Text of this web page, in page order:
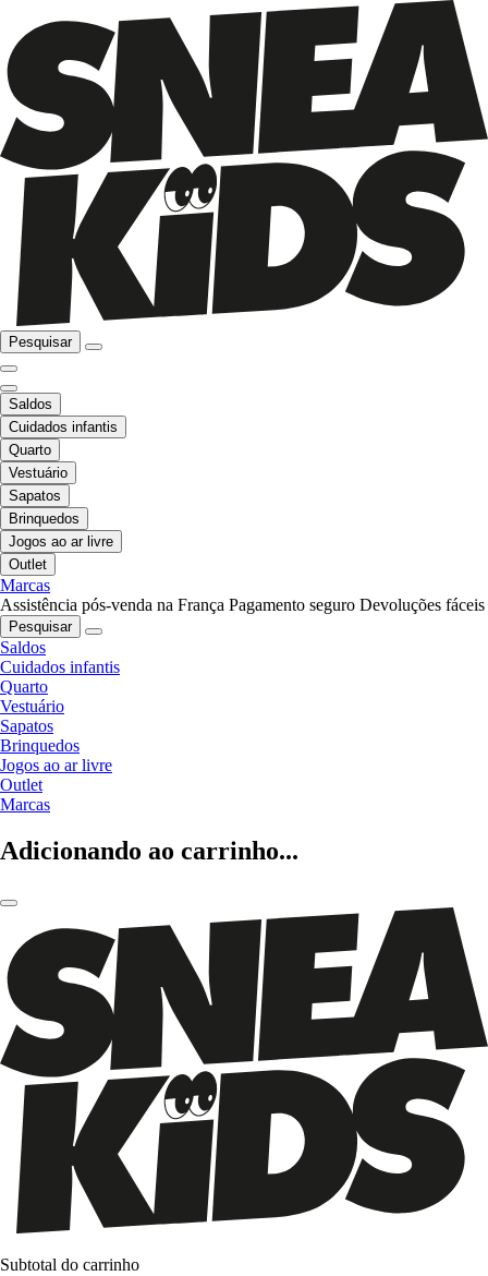
Pesquisar
Saldos
Cuidados infantis
Quarto
Vestuário
Sapatos
Brinquedos
Jogos ao ar livre
Outlet
Marcas
Assistência pós-venda na França Pagamento seguro Devoluções fáceis
Pesquisar
Saldos
Cuidados infantis
Quarto
Vestuário
Sapatos
Brinquedos
Jogos ao ar livre
Outlet
Marcas
Adicionando ao carrinho...
Subtotal do carrinho